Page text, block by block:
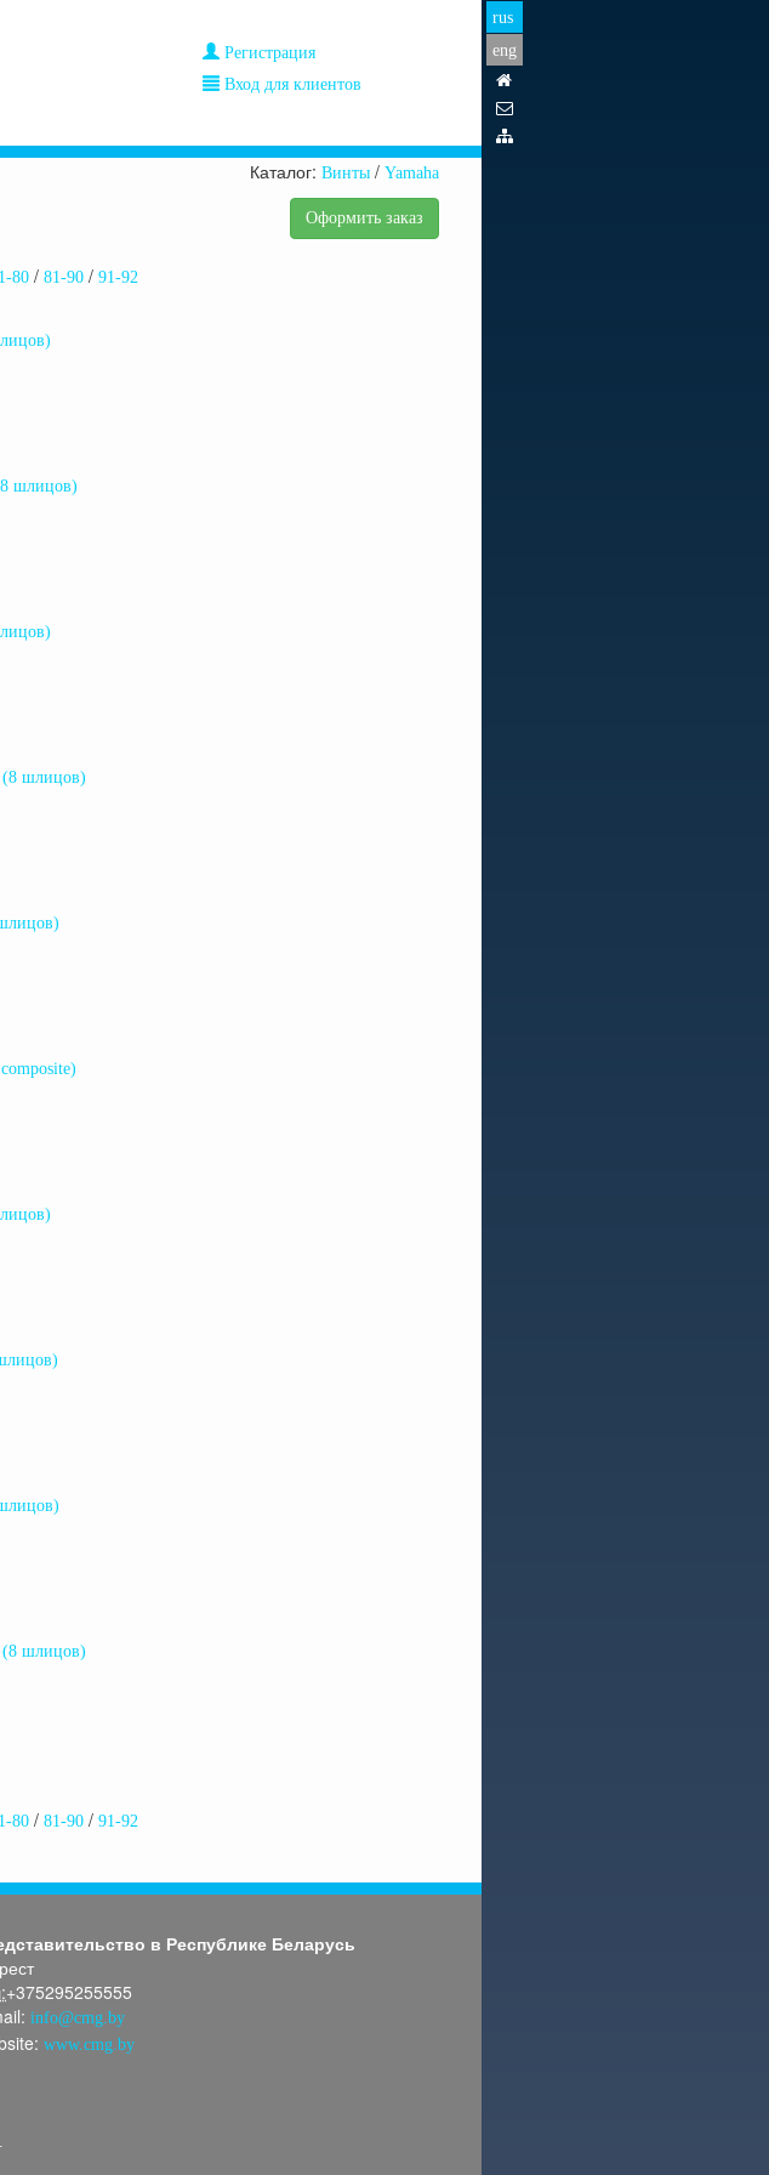
Регистрация
Вход для клиентов
rus
eng
Каталог Винты Yamaha
Оформить заказ
80 81-90 91-92
шлицов)
(8 шлицов)
(8 шлицов)
80 81-90 91-92
в Республике Беларусь
+375295255555
info@cmg.by
www.cmg.by